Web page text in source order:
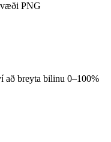
PNG
að breyta bilinu 0–100%